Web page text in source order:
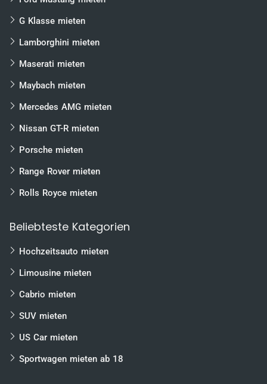
G Klasse mieten
Lamborghini mieten
Maserati mieten
Maybach mieten
Mercedes AMG mieten
Nissan GT-R mieten
Porsche mieten
Range Rover mieten
Rolls Royce mieten
Beliebteste Kategorien
Hochzeitsauto mieten
Limousine mieten
Cabrio mieten
SUV mieten
US Car mieten
Sportwagen mieten ab 18